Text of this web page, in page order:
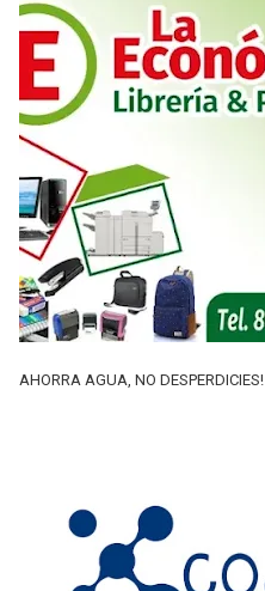
AHORRA AGUA, NO DESPERDICIES!